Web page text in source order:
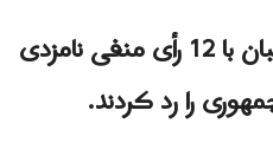
فقها و اعضای شورای نگهبان با 12 رأی منفی نامزدی
را رد کردند.